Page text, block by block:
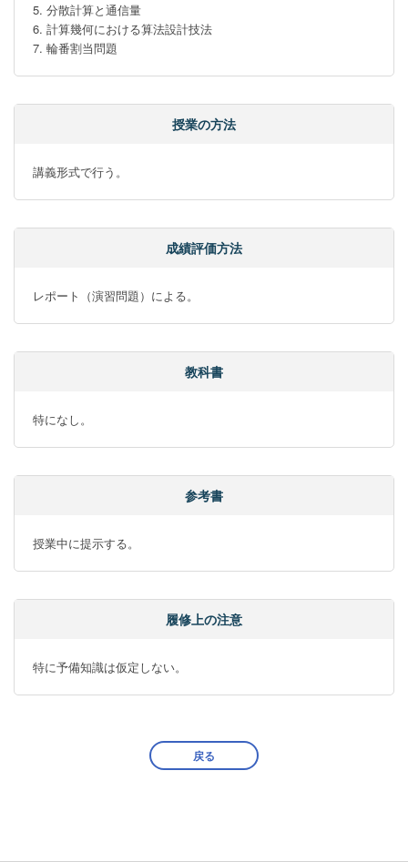
5. 分散計算と通信量
6. 計算幾何における算法設計技法
7. 輪番割当問題
授業の方法
講義形式で行う。
成績評価方法
レポート（演習問題）による。
教科書
特になし。
参考書
授業中に提示する。
履修上の注意
特に予備知識は仮定しない。
戻る